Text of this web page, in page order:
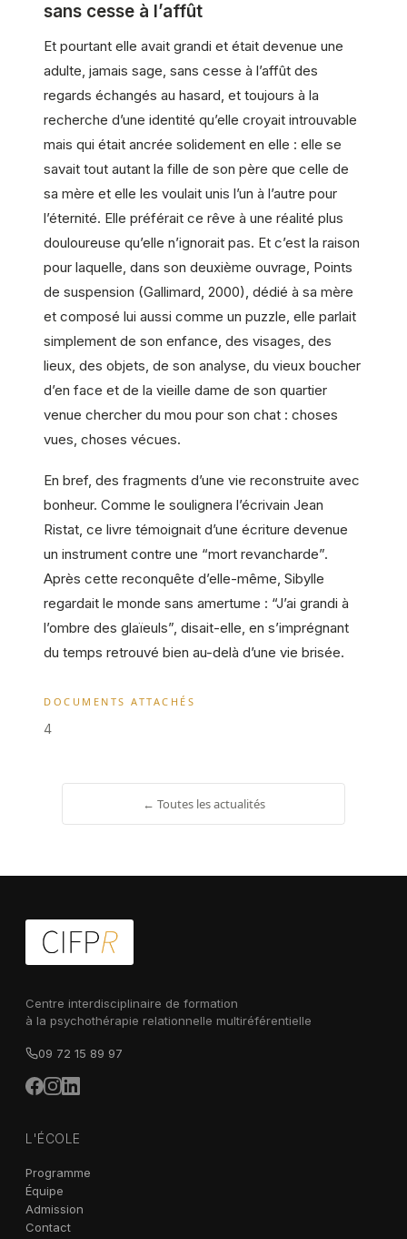
sans cesse à l’affût
Et pourtant elle avait grandi et était devenue une
adulte, jamais sage, sans cesse à l’affût des
regards échangés au hasard, et toujours à la
recherche d’une identité qu’elle croyait introuvable
mais qui était ancrée solidement en elle : elle se
savait tout autant la fille de son père que celle de
sa mère et elle les voulait unis l’un à l’autre pour
l’éternité. Elle préférait ce rêve à une réalité plus
douloureuse qu’elle n’ignorait pas. Et c’est la raison
pour laquelle, dans son deuxième ouvrage, Points
de suspension (Gallimard, 2000), dédié à sa mère
et composé lui aussi comme un puzzle, elle parlait
simplement de son enfance, des visages, des
lieux, des objets, de son analyse, du vieux boucher
d’en face et de la vieille dame de son quartier
venue chercher du mou pour son chat : choses
vues, choses vécues.
En bref, des fragments d’une vie reconstruite avec
bonheur. Comme le soulignera l’écrivain Jean
Ristat, ce livre témoignait d’une écriture devenue
un instrument contre une “mort revancharde”.
Après cette reconquête d’elle-même, Sibylle
regardait le monde sans amertume : “J’ai grandi à
l’ombre des glaïeuls”, disait-elle, en s’imprégnant
du temps retrouvé bien au-delà d’une vie brisée.
DOCUMENTS ATTACHÉS
4
← Toutes les actualités
Centre interdisciplinaire de formation
à la psychothérapie relationnelle multiréférentielle
09 72 15 89 97
L'ÉCOLE
Programme
Équipe
Admission
Contact